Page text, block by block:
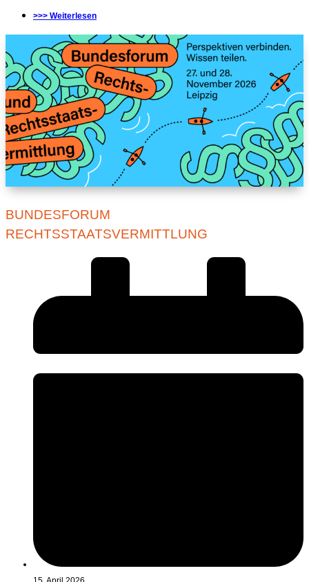
>>> Weiterlesen
BUNDESFORUM
RECHTSSTAATSVERMITTLUNG